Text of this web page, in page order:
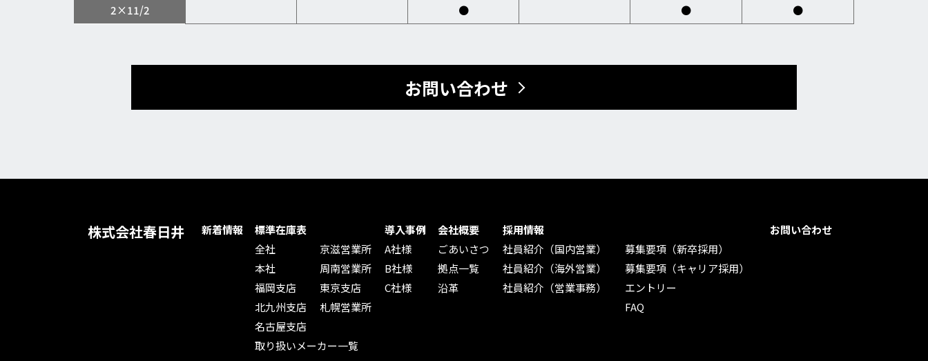
2×11/2
● ● ●
お問い合わせ
株式会社春日井 新着情報
標準在庫表
全社
本社
福岡支店
北九州支店
名古屋支店
京滋営業所
周南営業所
東京支店
札幌営業所
取り扱いメーカー一覧
導入事例
A社様
B社様
C社様
会社概要
ごあいさつ
拠点一覧
沿革
採用情報
社員紹介（国内営業）
社員紹介（海外営業）
社員紹介（営業事務）
募集要項（新卒採用）
募集要項（キャリア採用）
エントリー
FAQ
お問い合わせ